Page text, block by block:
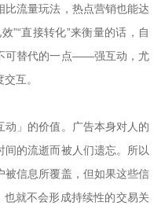
流量玩法，热点营销也能达
”“直接转化”来衡量的话，自
可替代的一点——强互动，尤
互。
」的价值。广告本身对人的
的流逝而被人们遗忘。所以
被信息所覆盖，但如果这些信
也就不会形成持续性的交易关